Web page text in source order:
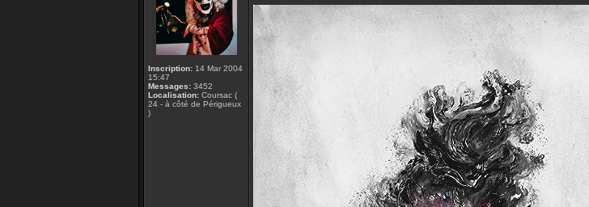
Inscription: 14 Mar 2004
15:47
Messages: 3452
Localisation: Coursac (
24 - à côté de Périgueux
)